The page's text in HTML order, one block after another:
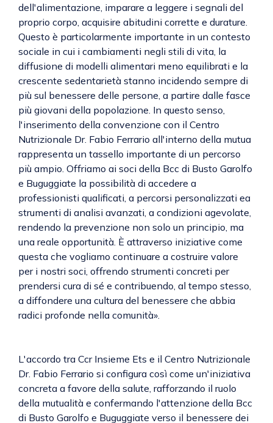
dell'alimentazione, imparare a leggere i segnali del
proprio corpo, acquisire abitudini corrette e durature.
Questo è particolarmente importante in un contesto
sociale in cui i cambiamenti negli stili di vita, la
diffusione di modelli alimentari meno equilibrati e la
crescente sedentarietà stanno incidendo sempre di
più sul benessere delle persone, a partire dalle fasce
più giovani della popolazione. In questo senso,
l'inserimento della convenzione con il Centro
Nutrizionale Dr. Fabio Ferrario all'interno della mutua
rappresenta un tassello importante di un percorso
più ampio. Offriamo ai soci della Bcc di Busto Garolfo
e Buguggiate la possibilità di accedere a
professionisti qualificati, a percorsi personalizzati ea
strumenti di analisi avanzati, a condizioni agevolate,
rendendo la prevenzione non solo un principio, ma
una reale opportunità. È attraverso iniziative come
questa che vogliamo continuare a costruire valore
per i nostri soci, offrendo strumenti concreti per
prendersi cura di sé e contribuendo, al tempo stesso,
a diffondere una cultura del benessere che abbia
radici profonde nella comunità».
L'accordo tra Ccr Insieme Ets e il Centro Nutrizionale
Dr. Fabio Ferrario si configura così come un'iniziativa
concreta a favore della salute, rafforzando il ruolo
della mutualità e confermando l'attenzione della Bcc
di Busto Garolfo e Buguggiate verso il benessere dei